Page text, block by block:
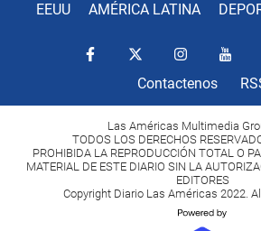
EEUU AMÉRICA LATINA
Contactenos
Las Américas Multimedia
TODOS LOS DERECHOS
PROHIBIDA LA REPRODUCCIÓN TOTAL O
MATERIAL DE ESTE DIARIO SIN LA
EDITORES
Copyright Diario Las Américas 2022.